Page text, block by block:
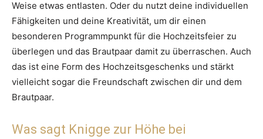
Weise etwas entlasten. Oder du nutzt deine individuellen
Fähigkeiten und deine Kreativität, um dir einen
besonderen Programmpunkt für die Hochzeitsfeier zu
überlegen und das Brautpaar damit zu überraschen. Auch
das ist eine Form des Hochzeitsgeschenks und stärkt
vielleicht sogar die Freundschaft zwischen dir und dem
Brautpaar.
Was sagt Knigge zur Höhe bei